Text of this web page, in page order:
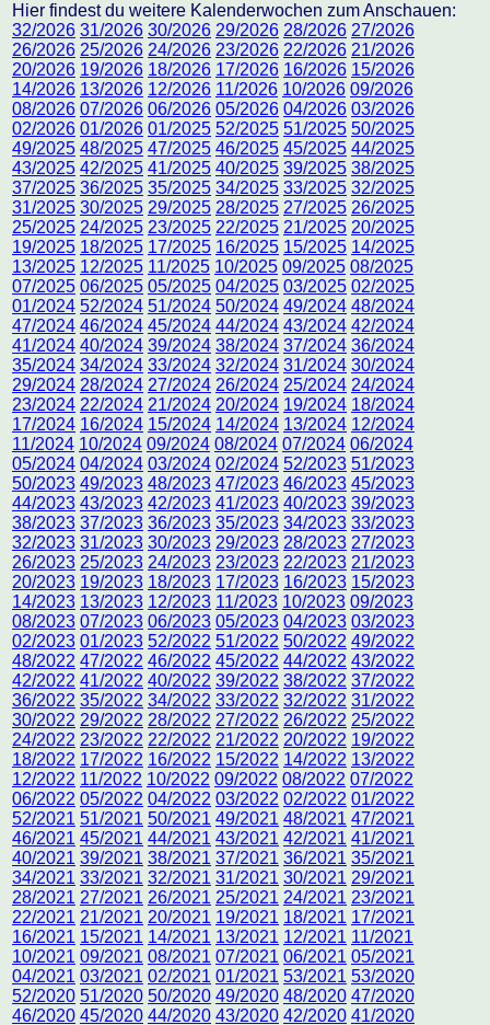
Hier findest du weitere Kalenderwochen zum Anschauen:
32/2026 31/2026 30/2026 29/2026 28/2026 27/2026
26/2026 25/2026 24/2026 23/2026 22/2026 21/2026
20/2026 19/2026 18/2026 17/2026 16/2026 15/2026
14/2026 13/2026 12/2026 11/2026 10/2026 09/2026
08/2026 07/2026 06/2026 05/2026 04/2026 03/2026
02/2026 01/2026 01/2025 52/2025 51/2025 50/2025
49/2025 48/2025 47/2025 46/2025 45/2025 44/2025
43/2025 42/2025 41/2025 40/2025 39/2025 38/2025
37/2025 36/2025 35/2025 34/2025 33/2025 32/2025
31/2025 30/2025 29/2025 28/2025 27/2025 26/2025
25/2025 24/2025 23/2025 22/2025 21/2025 20/2025
19/2025 18/2025 17/2025 16/2025 15/2025 14/2025
13/2025 12/2025 11/2025 10/2025 09/2025 08/2025
07/2025 06/2025 05/2025 04/2025 03/2025 02/2025
01/2024 52/2024 51/2024 50/2024 49/2024 48/2024
47/2024 46/2024 45/2024 44/2024 43/2024 42/2024
41/2024 40/2024 39/2024 38/2024 37/2024 36/2024
35/2024 34/2024 33/2024 32/2024 31/2024 30/2024
29/2024 28/2024 27/2024 26/2024 25/2024 24/2024
23/2024 22/2024 21/2024 20/2024 19/2024 18/2024
17/2024 16/2024 15/2024 14/2024 13/2024 12/2024
11/2024 10/2024 09/2024 08/2024 07/2024 06/2024
05/2024 04/2024 03/2024 02/2024 52/2023 51/2023
50/2023 49/2023 48/2023 47/2023 46/2023 45/2023
44/2023 43/2023 42/2023 41/2023 40/2023 39/2023
38/2023 37/2023 36/2023 35/2023 34/2023 33/2023
32/2023 31/2023 30/2023 29/2023 28/2023 27/2023
26/2023 25/2023 24/2023 23/2023 22/2023 21/2023
20/2023 19/2023 18/2023 17/2023 16/2023 15/2023
14/2023 13/2023 12/2023 11/2023 10/2023 09/2023
08/2023 07/2023 06/2023 05/2023 04/2023 03/2023
02/2023 01/2023 52/2022 51/2022 50/2022 49/2022
48/2022 47/2022 46/2022 45/2022 44/2022 43/2022
42/2022 41/2022 40/2022 39/2022 38/2022 37/2022
36/2022 35/2022 34/2022 33/2022 32/2022 31/2022
30/2022 29/2022 28/2022 27/2022 26/2022 25/2022
24/2022 23/2022 22/2022 21/2022 20/2022 19/2022
18/2022 17/2022 16/2022 15/2022 14/2022 13/2022
12/2022 11/2022 10/2022 09/2022 08/2022 07/2022
06/2022 05/2022 04/2022 03/2022 02/2022 01/2022
52/2021 51/2021 50/2021 49/2021 48/2021 47/2021
46/2021 45/2021 44/2021 43/2021 42/2021 41/2021
40/2021 39/2021 38/2021 37/2021 36/2021 35/2021
34/2021 33/2021 32/2021 31/2021 30/2021 29/2021
28/2021 27/2021 26/2021 25/2021 24/2021 23/2021
22/2021 21/2021 20/2021 19/2021 18/2021 17/2021
16/2021 15/2021 14/2021 13/2021 12/2021 11/2021
10/2021 09/2021 08/2021 07/2021 06/2021 05/2021
04/2021 03/2021 02/2021 01/2021 53/2021 53/2020
52/2020 51/2020 50/2020 49/2020 48/2020 47/2020
46/2020 45/2020 44/2020 43/2020 42/2020 41/2020